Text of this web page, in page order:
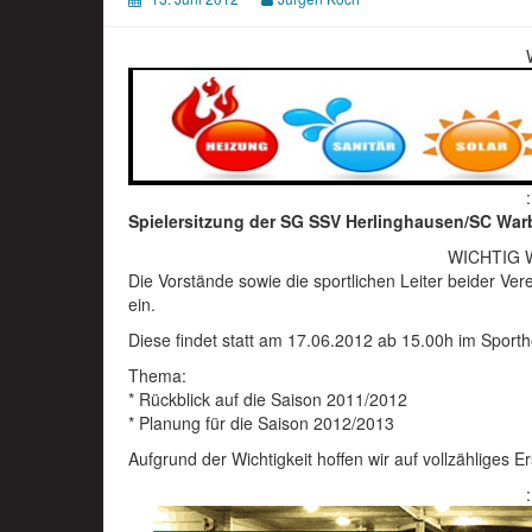
Spielersitzung der SG SSV Herlinghausen/SC
WICHTIG
Die Vorstände sowie die sportlichen Leiter beider
ein.
Diese findet statt am 17.06.2012 ab 15.00h im
Thema:
* Rückblick auf die Saison 2011/2012
* Planung für die Saison 2012/2013
Aufgrund der Wichtigkeit hoffen wir auf vollzähliges